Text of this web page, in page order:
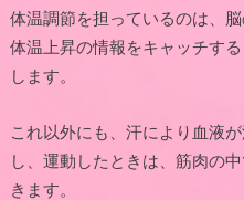
体温調節を担っているのは、
体温上昇の情報をキャッチす
します。
これ以外にも、汗により血液
し、運動したときは、筋肉の
きます。